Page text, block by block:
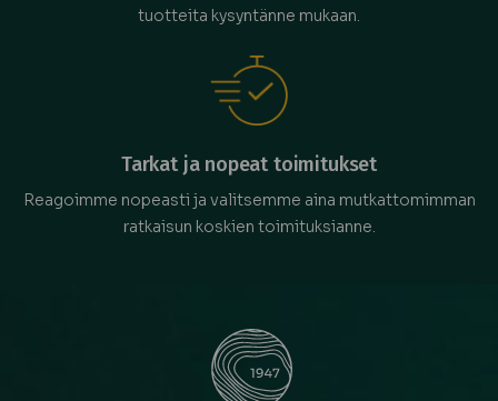
tuotteita kysyntänne mukaan.
Tarkat ja nopeat toimitukset
Reagoimme nopeasti ja valitsemme aina mutkattomimman
ratkaisun koskien toimituksianne.